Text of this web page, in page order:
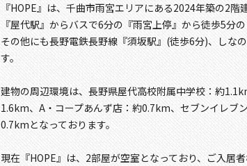
『HOPE』は、千曲市雨宮エリアにある2024年築の2階
『屋代駅』からバスで6分の『雨宮上停』から徒歩5分の
その他にも長野電鉄長野線『須坂駅』(徒歩6分)、しな
す。
建物の周辺環境は、長野県屋代高校附属中学校：約
1.6km、A・コープあんず店：約0.7km、セブンイレブ
0.7kmとなっております。
現在『HOPE』は、2部屋が空室となっており、ご入居